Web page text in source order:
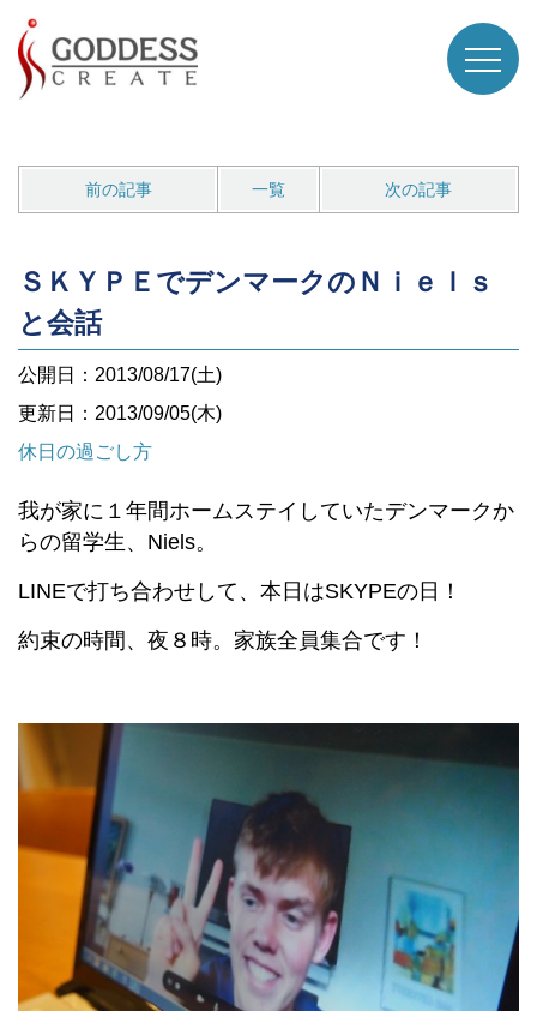
前の記事 一覧 次の記事
ＳＫＹＰＥでデンマークのＮｉｅｌｓ
と会話
公開日：2013/08/17(土)
更新日：2013/09/05(木)
休日の過ごし方
我が家に１年間ホームステイしていたデンマークか
らの留学生、Niels。
LINEで打ち合わせして、本日はSKYPEの日！
約束の時間、夜８時。家族全員集合です！